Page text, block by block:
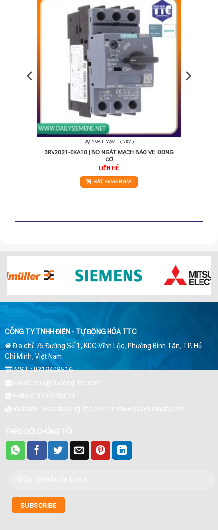
BỘ NGẮT MẠCH ( 3RV )
3RV2021-0KA10 | BỘ NGẮT MẠCH BẢO VỆ ĐỘNG
CƠ
LIÊN HỆ
ĐẶT HÀNG NGAY
CÔNG TY TNHH ĐIỆN - TỰ ĐỘNG HÓA TTC
Địa chỉ: 75 Đường Số 1, KDC Vĩnh Lộc, Phường Bình Tân, TP. Hồ
Chí Minh, Việt Nam
MST : 0319408516
Email : son@tudong-ttc.com
Hotline: 0909393031
Website: www.tudong-ttc.com or www.dailysiemens.net
THEO DÕI CHÚNG TÔI